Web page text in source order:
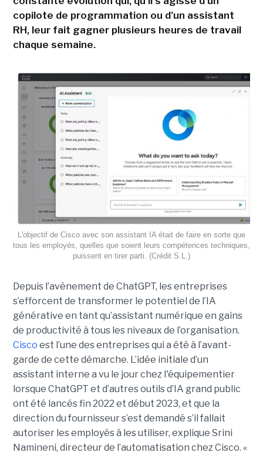
copilote de programmation ou d'un assistant
RH, leur fait gagner plusieurs heures de travail
chaque semaine.
L'objectif de Cisco avec son assistant IA était de faire en sorte que
tous les employés, quelles que soient leurs compétences techniques,
puissent en tirer parti. (Crédit S.L.)
Depuis l’avènement de ChatGPT, les entreprises
s’efforcent de transformer le potentiel de l’IA
générative en tant qu’assistant numérique en gains
de productivité à tous les niveaux de l’organisation.
Cisco est l’une des entreprises qui a été à l’avant-
garde de cette démarche. L’idée initiale d’un
assistant interne a vu le jour chez l'équipementier
lorsque ChatGPT et d’autres outils d’IA grand public
ont été lancés fin 2022 et début 2023, et que la
direction du fournisseur s’est demandé s’il fallait
autoriser les employés à les utiliser, explique Srini
Namineni, directeur de l’automatisation chez Cisco. «